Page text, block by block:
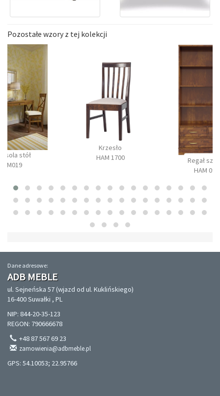
Pozostałe wzory z tej kolekcji
stół
BM019
Krzesło
HAM 1700
Regał
HAM
Dane adresowe:
ADB MEBLE
ul. Sejneńska 57 (wjazd od ul. Kuklińskiego)
16-400 Suwałki , PL
NIP: 844-20-35-123
REGON: 790666678
+48 87 567 69 23
zamowienia@adbmeble.pl
GPS: 54.10053; 22.95766